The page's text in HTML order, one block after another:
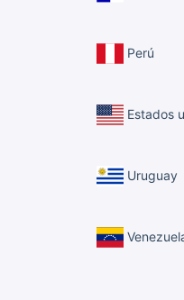
Perú
Estados
Uruguay